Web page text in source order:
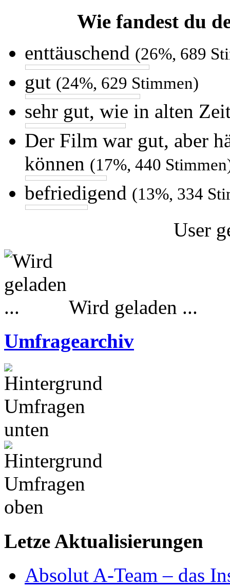
Wie fandest du
enttäuschend (26%, 689
gut (24%, 629 Stimmen)
sehr gut, wie in alten
Der Film war gut, aber
können (17%, 440
befriedigend (13%, 334
User
Wird geladen ...
Umfragearchiv
Letze Aktualisierungen
Absolut A-Team – das